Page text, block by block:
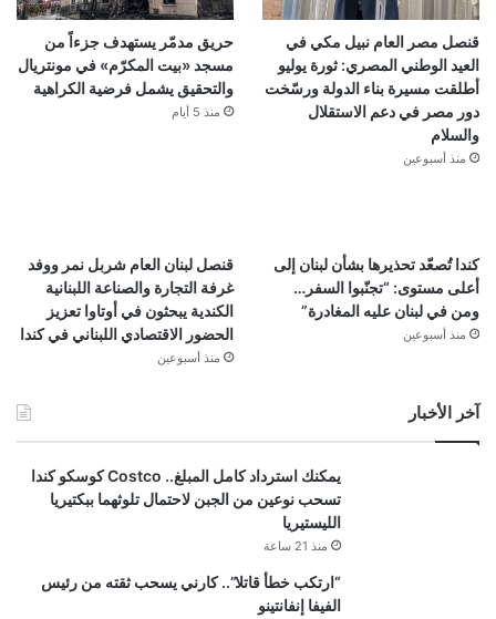
قنصل مصر العام نبيل مكي في
العيد الوطني المصري: ثورة يوليو
أطلقت مسيرة بناء الدولة ورسّخت
دور مصر في دعم الاستقلال
والسلام
منذ أسبوعين
حريق مدمّر يستهدف جزءاً من
مسجد «بيت المكرّم» في مونتريال
والتحقيق يشمل فرضية الكراهية
منذ 5 أيام
كندا تُصعّد تحذيرها بشأن لبنان إلى
أعلى مستوى: “تجنّبوا السفر…
ومن في لبنان عليه المغادرة”
منذ أسبوعين
قنصل لبنان العام شربل نمر ووفد
غرفة التجارة والصناعة اللبنانية
الكندية يبحثون في أوتاوا تعزيز
الحضور الاقتصادي اللبناني في كندا
منذ أسبوعين
آخر الأخبار
يمكنك استرداد كامل المبلغ.. Costco كوسكو كندا
تسحب نوعين من الجبن لاحتمال تلوثهما ببكتيريا
الليستيريا
منذ 21 ساعة
“ارتكب خطأ قاتلا”.. كارني يسحب ثقته من رئيس
الفيفا إنفانتينو